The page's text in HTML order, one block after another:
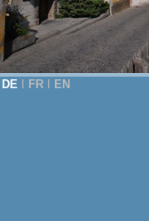
DE FR EN